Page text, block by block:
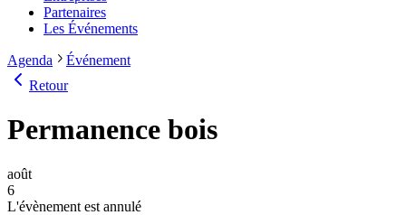
Partenaires
Les Événements
Agenda
Événement
Retour
Permanence bois
août
6
L'évènement est annulé